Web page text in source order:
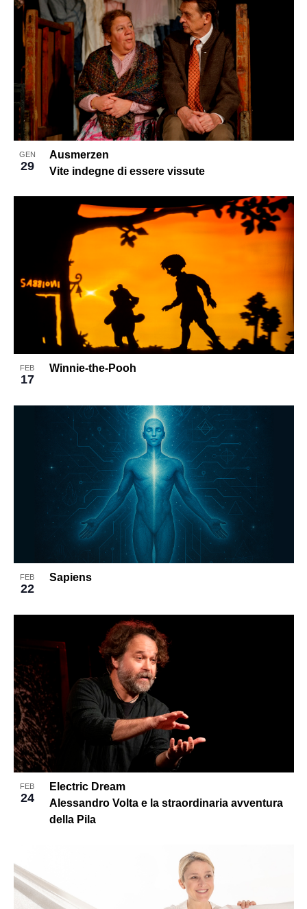
GEN
29
Ausmerzen
Vite indegne di essere vissute
FEB
17
Winnie-the-Pooh
FEB
22
Sapiens
FEB
24
Electric Dream
Alessandro Volta e la straordinaria avventura
della Pila